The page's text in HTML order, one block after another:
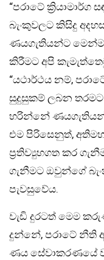
“පරාටේ
බැංකුවලට කිසිදු
ණයගැතියන්ට
කිරීමට අපි
“යථාර්ථය නම්,
සුදුසුකම් ලබන
හරින්නේ
එම පිරිසෙනුත්,
ප්‍රතිව්‍යුහගත කර
ගැනීමට ඔවුන්ගේ
පැවසුවේය.
වැඩි දුරටත් මෙම
දුන්නේ, පරාටේ නීති
ණය සේවාකරණයේ